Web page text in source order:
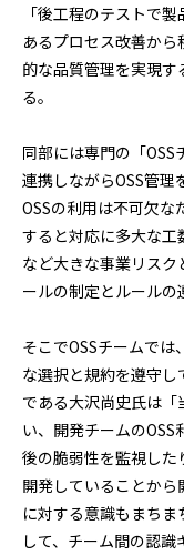
「後工程のテストで
あるプロセス改善か
的な品質管理を実現
る。
同部には専門の「
連携しながらOSS管
OSSの利用は不可欠な
すると対応に多大な工
など大きな事業リスク
ールの制定とルールの
そこでOSSチームで
な選択と規約を遵守
である大沢尚史氏は「
い、開発チームの
後の脆弱性を監視した
開発していることから
に対する意識もまち
して、チーム間の認